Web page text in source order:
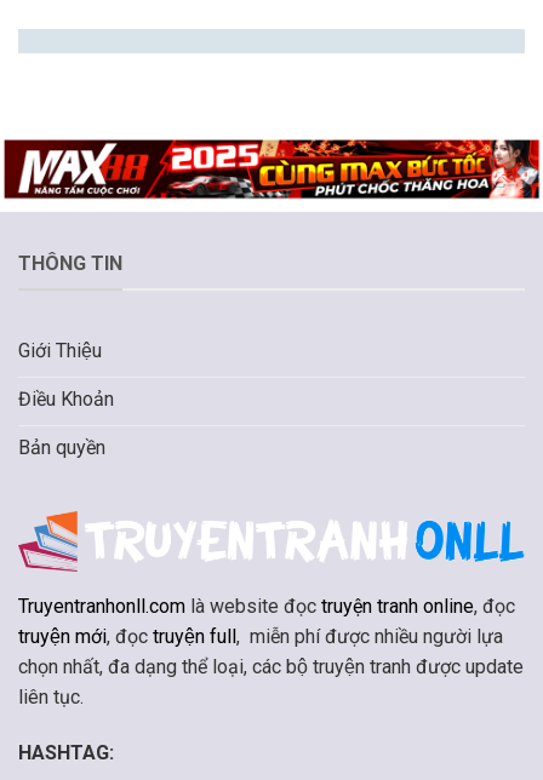
THÔNG TIN
Giới Thiệu
Điều Khoản
Bản quyền
Truyentranhonll.com là website đọc truyện tranh online, đọc
truyện mới, đọc truyện full, miễn phí được nhiều người lựa
chọn nhất, đa dạng thể loại, các bộ truyện tranh được update
liên tục.
HASHTAG: